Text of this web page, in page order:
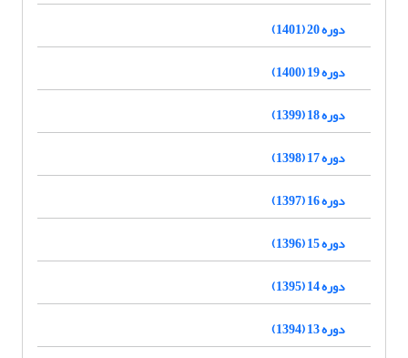
دوره 20 (1401)
دوره 19 (1400)
دوره 18 (1399)
دوره 17 (1398)
دوره 16 (1397)
دوره 15 (1396)
دوره 14 (1395)
دوره 13 (1394)